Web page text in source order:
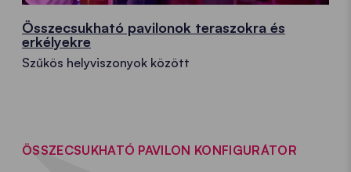
Összecsukható pavilonok teraszokra és
erkélyekre
Szűkös helyviszonyok között
ÖSSZECSUKHATÓ PAVILON KONFIGURÁTOR